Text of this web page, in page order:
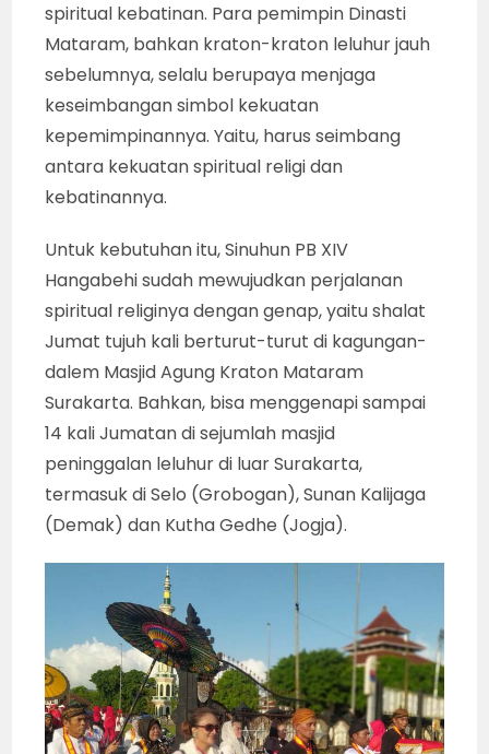
spiritual kebatinan. Para pemimpin Dinasti
Mataram, bahkan kraton-kraton leluhur jauh
sebelumnya, selalu berupaya menjaga
keseimbangan simbol kekuatan
kepemimpinannya. Yaitu, harus seimbang
antara kekuatan spiritual religi dan
kebatinannya.
Untuk kebutuhan itu, Sinuhun PB XIV
Hangabehi sudah mewujudkan perjalanan
spiritual religinya dengan genap, yaitu shalat
Jumat tujuh kali berturut-turut di kagungan-
dalem Masjid Agung Kraton Mataram
Surakarta. Bahkan, bisa menggenapi sampai
14 kali Jumatan di sejumlah masjid
peninggalan leluhur di luar Surakarta,
termasuk di Selo (Grobogan), Sunan Kalijaga
(Demak) dan Kutha Gedhe (Jogja).